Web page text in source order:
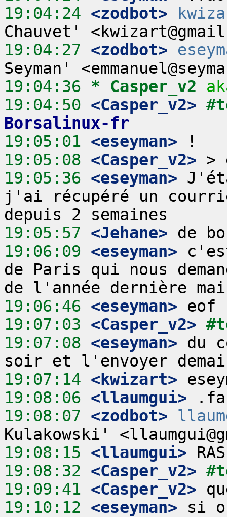
19:04:24 <zodbot>
19:04:27 <zodbot>
19:04:36 * Casper_v2
19:04:50 <Casper_v2>
Borsalinux-fr
19:05:01 <eseyman>
19:05:08 <Casper_v2>
19:05:36 <eseyman>
j'ai récupéré un
19:05:57 <Jehane>
19:06:09 <eseyman>
de Paris qui nous
19:06:46 <eseyman>
19:07:03 <Casper_v2>
19:07:08 <eseyman> du
19:07:14 <kwizart>
19:08:06 <llaumgui>
19:08:07 <zodbot>
19:08:15 <llaumgui>
19:08:32 <Casper_v2>
19:09:41 <Casper_v2>
19:10:12 <eseyman> si